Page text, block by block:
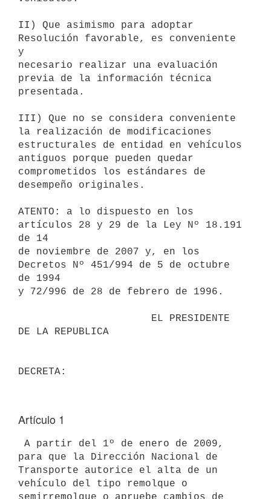
II) Que asimismo para adoptar
Resolución favorable, es conveniente
y
necesario realizar una evaluación
previa de la información técnica
presentada.
III) Que no se considera conveniente
la realización de modificaciones
estructurales de entidad en vehículos
antiguos porque pueden quedar
comprometidos los estándares de
desempeño originales.
ATENTO: a lo dispuesto en los
artículos 28 y 29 de la Ley Nº 18.191
de 14
de noviembre de 2007 y, en los
Decretos Nº 451/994 de 5 de octubre
de 1994
y 72/996 de 28 de febrero de 1996.
DE LA REPUBLICA
Artículo 1
para que la Dirección Nacional de
Transporte autorice el alta de un
vehículo del tipo remolque o